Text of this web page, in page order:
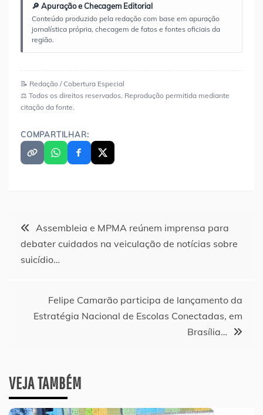
🔎 Apuração e Checagem Editorial
Conteúdo produzido pela redação com base em apuração
jornalística própria, checagem de fatos e fontes oficiais da
região.
📝 Redação / Cobertura Especial
⚖️ Todos os direitos reservados. Reprodução permitida mediante
citação da fonte.
COMPARTILHAR:
Navegação
de
Assembleia e MPMA reúnem imprensa para
debater cuidados na veiculação de notícias sobre
suicídio…
Felipe Camarão participa de lançamento da
Estratégia Nacional de Escolas Conectadas, em
Brasília…
VEJA TAMBÉM